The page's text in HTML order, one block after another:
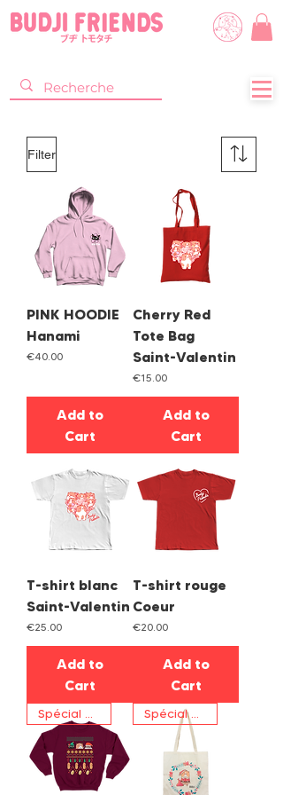
Filter
PINK HOODIE
Hanami
Price
€40.00
Add to
Cart
Cherry Red
Tote Bag
Saint-Valentin
Price
€15.00
Add to
Cart
T-shirt blanc
Saint-Valentin
Price
€25.00
Add to
Cart
T-shirt rouge
Coeur
Price
€20.00
Add to
Cart
Spécial Noël Spécial Noël